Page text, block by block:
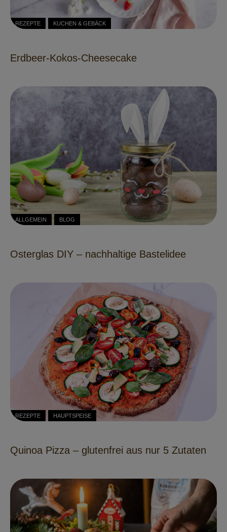
REZEPTE KUCHEN & GEBÄCK
Erdbeer-Kokos-Cheesecake
ALLGEMEIN BLOG
Osterglas DIY – nachhaltige Bastelidee
REZEPTE HAUPTSPEISE
Quinoa Pizza – glutenfrei aus nur 5 Zutaten